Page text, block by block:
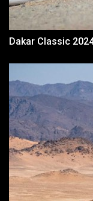
Dakar Classic